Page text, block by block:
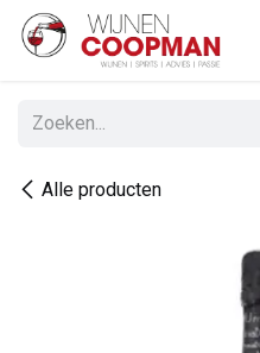
Overslaan naar inhoud
Alle producten